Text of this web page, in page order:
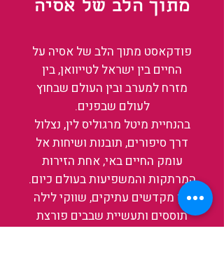
מתוך הלב של אסיה
פודקאסט מתוך הלב של אסיה על
החיים בין ישראל לטייוואן, בין
מזרח למערב ובין העולם שבחוץ
לעולם שבפנים.
בהנחיית מיטל מרגוליס לין, נצלול
דרך סיפורים, תובנות ושיחות אל
עומק החיים באי, אחת הזירות
המרתקות והמשפיעות בעולם כיום.
בין מקדשים עתיקים, שווקי לילה
תוססים ותעשיית שבבים פורצת